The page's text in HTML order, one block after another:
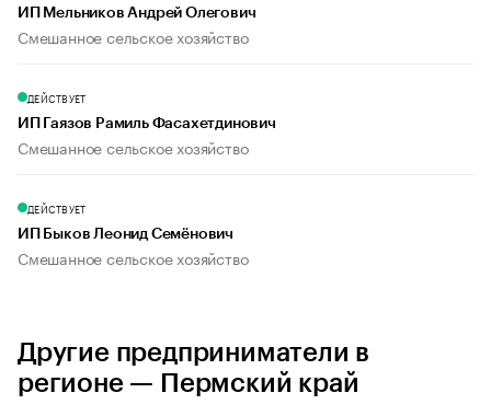
ИП Мельников Андрей Олегович
Смешанное сельское хозяйство
ДЕЙСТВУЕТ
ИП Гаязов Рамиль Фасахетдинович
Смешанное сельское хозяйство
ДЕЙСТВУЕТ
ИП Быков Леонид Семёнович
Смешанное сельское хозяйство
Другие предприниматели в
регионе — Пермский край